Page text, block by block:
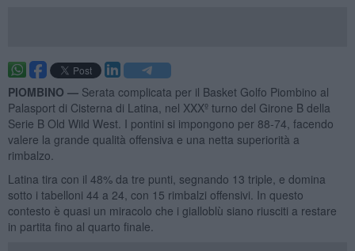
PIOMBINO — Serata complicata per il Basket Golfo Piombino al
Palasport di Cisterna di Latina, nel XXXº turno del Girone B della
Serie B Old Wild West. I pontini si impongono per 88-74, facendo
valere la grande qualità offensiva e una netta superiorità a
rimbalzo.
Latina tira con il 48% da tre punti, segnando 13 triple, e domina
sotto i tabelloni 44 a 24, con 15 rimbalzi offensivi. In questo
contesto è quasi un miracolo che i gialloblù siano riusciti a restare
in partita fino al quarto finale.